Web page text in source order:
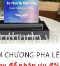
CHƯƠNG PHA LÊ